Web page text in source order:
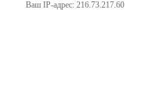
Ваш IP-адрес: 216.73.217.60